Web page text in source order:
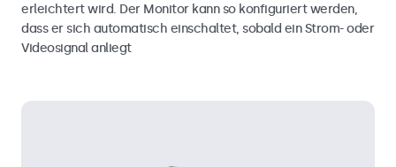
erleichtert wird. Der Monitor kann so konfiguriert werden,
dass er sich automatisch einschaltet, sobald ein Strom- oder
Videosignal anliegt